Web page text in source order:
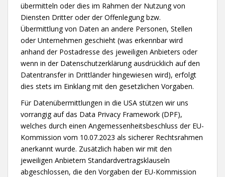
übermitteln oder dies im Rahmen der Nutzung von
Diensten Dritter oder der Offenlegung bzw.
Übermittlung von Daten an andere Personen, Stellen
oder Unternehmen geschieht (was erkennbar wird
anhand der Postadresse des jeweiligen Anbieters oder
wenn in der Datenschutzerklärung ausdrücklich auf den
Datentransfer in Drittländer hingewiesen wird), erfolgt
dies stets im Einklang mit den gesetzlichen Vorgaben.
Für Datenübermittlungen in die USA stützen wir uns
vorrangig auf das Data Privacy Framework (DPF),
welches durch einen Angemessenheitsbeschluss der EU-
Kommission vom 10.07.2023 als sicherer Rechtsrahmen
anerkannt wurde. Zusätzlich haben wir mit den
jeweiligen Anbietern Standardvertragsklauseln
abgeschlossen, die den Vorgaben der EU-Kommission